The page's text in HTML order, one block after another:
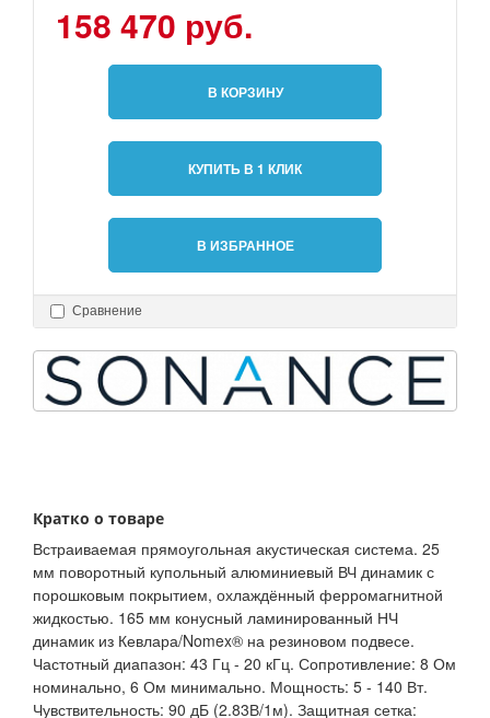
158 470 руб.
В КОРЗИНУ
КУПИТЬ В 1 КЛИК
В ИЗБРАННОЕ
Сравнение
Кратко о товаре
Встраиваемая прямоугольная акустическая система. 25
мм поворотный купольный алюминиевый ВЧ динамик с
порошковым покрытием, охлаждённый ферромагнитной
жидкостью. 165 мм конусный ламинированный НЧ
динамик из Кевлара/Nomex® на резиновом подвесе.
Частотный диапазон: 43 Гц - 20 кГц. Сопротивление: 8 Ом
номинально, 6 Ом минимально. Мощность: 5 - 140 Вт.
Чувствительность: 90 дБ (2.83В/1м). Защитная сетка: